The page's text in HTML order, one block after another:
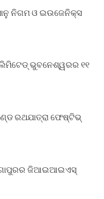
ନିଗମ ଓ ଇଉଜେନିକ୍ସ
ଲିମିଟେଡ୍ ଭୁବନେଶ୍ୱରର ୧୧
ରଥଯାତ୍ରା ଫେଷ୍ଟିଭ୍
ଜିଆଇଆଇଏସ୍